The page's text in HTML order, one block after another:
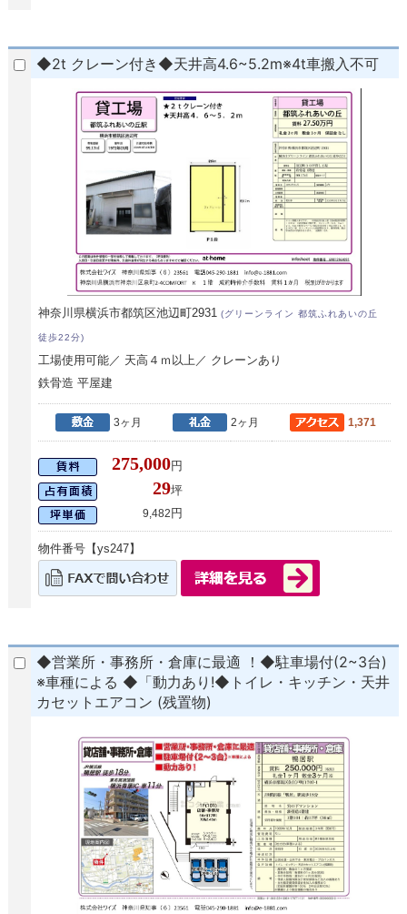
◆2t クレーン付き◆天井高4.6~5.2m※4t車搬入不可
神奈川県横浜市都筑区池辺町2931(グリーンライン 都筑ふれあいの丘
徒歩22分)
工場使用可能／ 天高４ｍ以上／ クレーンあり
鉄骨造 平屋建
3ヶ月 2ヶ月 1,371
275,000円
29坪
9,482 円
物件番号【ys247】
◆営業所・事務所・倉庫に最適 ！◆駐車場付(2~3台)
※車種による ◆「動力あり!◆トイレ・キッチン・天井
カセットエアコン (残置物)